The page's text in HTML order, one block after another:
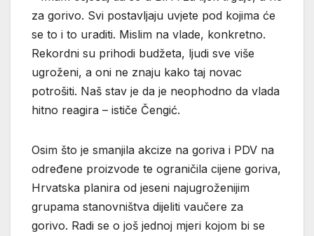
za gorivo. Svi postavljaju uvjete pod kojima će
se to i to uraditi. Mislim na vlade, konkretno.
Rekordni su prihodi budžeta, ljudi sve više
ugroženi, a oni ne znaju kako taj novac
potrošiti. Naš stav je da je neophodno da vlada
hitno reagira – ističe Čengić.
Osim što je smanjila akcize na goriva i PDV na
određene proizvode te ograničila cijene goriva,
Hrvatska planira od jeseni najugroženijim
grupama stanovništva dijeliti vaučere za
gorivo. Radi se o još jednoj mjeri kojom bi se